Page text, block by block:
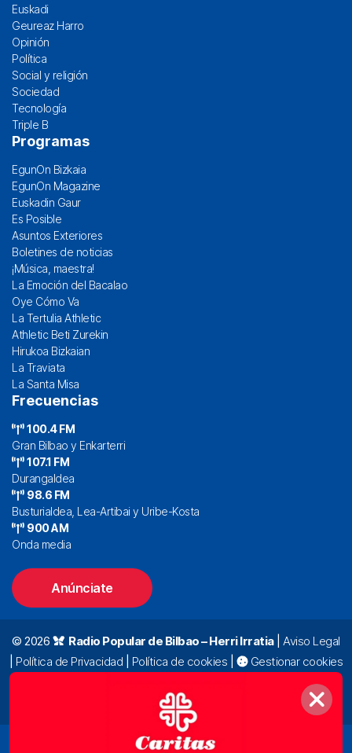
Euskadi
Geureaz Harro
Opinión
Política
Social y religión
Sociedad
Tecnología
Triple B
Programas
EgunOn Bizkaia
EgunOn Magazine
Euskadin Gaur
Es Posible
Asuntos Exteriores
Boletines de noticias
¡Música, maestra!
La Emoción del Bacalao
Oye Cómo Va
La Tertulia Athletic
Athletic Beti Zurekin
Hirukoa Bizkaian
La Traviata
La Santa Misa
Frecuencias
100.4 FM
Gran Bilbao y Enkarterri
107.1 FM
Durangaldea
98.6 FM
Busturialdea, Lea-Artibai y Uribe-Kosta
900 AM
Onda media
Anúnciate
© 2026 Radio Popular de Bilbao – Herri Irratia| Aviso Legal
Política de Privacidad Política de cookies
Gestionar cookies
94 423 92 00|
oyentes@radiopopular.com